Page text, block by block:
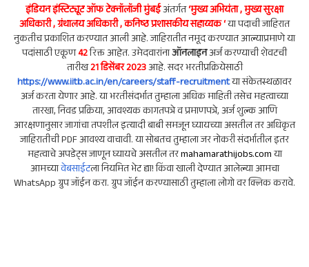
इंडियन इंस्टिट्यूट ऑफ टेक्नॉलॉजी मुंबईअंतर्गत‘मुख्य अभियंता , मुख्य सुरक्षा
अधिकारी , ग्रंथालय अधिकारी , कनिष्ठ प्रशासकीय सहाय्यक‘या पदाची जाहिरात
नुकतीच प्रकाशित करण्यात आली आहे. जाहिरातीत नमूद करण्यात आल्याप्रमाणे या
पदांसाठी एकूण42रिक्त आहेत. उमेदवारांनाऑनलाइनअर्ज करण्याची शेवटची
तारीख21 डिसेंबर 2023आहे. सदर भरतीप्रक्रियेसाठी
https://www.iitb.ac.in/en/careers/staff-recruitmentया संकेतस्थळावर
अर्ज करता येणार आहे. या भरतीसंदर्भात तुम्हाला अधिक माहिती तसेच महत्वाच्या
तारखा, निवड प्रक्रिया, आवश्यक कागतपत्रे व प्रमाणपत्रे, अर्ज शुल्क आणि
आरक्षणानुसार जागांचा तपशील इत्यादी बाबी समजून घ्यायच्या असतील तर अधिकृत
जाहिरातीची PDF आवश्य वाचावी. या सोबतच तुम्हाला जर नोकरी संदर्भातील इतर
महत्वाचे अपडेट्स जाणून घ्यायचे असतील तरmahamarathijobs.comया
आमच्यावेबसाईटला नियमित भेट द्या! किंवा खाली देण्यात आलेल्या आमचा
WhatsApp ग्रुप जॉईन करा. ग्रुप जॉईन करण्यासाठी तुम्हाला लोगो वर क्लिक करावे.